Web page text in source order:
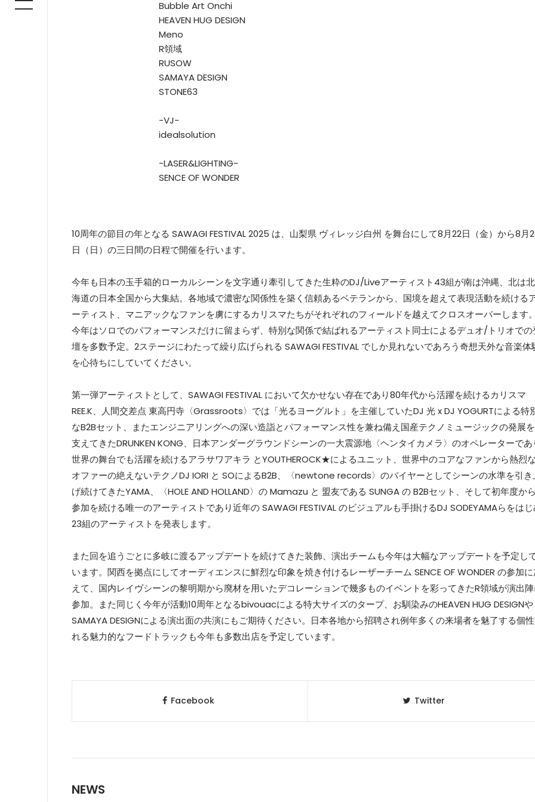
Bubble Art Onchi
HEAVEN HUG DESIGN
Meno
R領域
RUSOW
SAMAYA DESIGN
STONE63
-VJ-
idealsolution
-LASER&LIGHTING-
SENCE OF WONDER
10周年の節目の年となる SAWAGI FESTIVAL 2025 は、山梨県 ヴィレッジ白州 を舞台にして8月22日（金）から8月
日（日）の三日間の日程で開催を行います。
今年も日本の玉手箱的ローカルシーンを文字通り牽引してきた生粋のDJ/Liveアーティスト43組が南は沖縄、北は北
海道の日本全国から大集結。各地域で濃密な関係性を築く信頼あるベテランから、国境を超えて表現活動を続ける
ーティスト、マニアックなファンを虜にするカリスマたちがそれぞれのフィールドを越えてクロスオーバーします
今年はソロでのパフォーマンスだけに留まらず、特別な関係で結ばれるアーティスト同士によるデュオ/トリオでの
壇を多数予定。2ステージにわたって繰り広げられる SAWAGI FESTIVAL でしか見れないであろう奇想天外な音楽体
を心待ちにしていてください。
第一弾アーティストとして、SAWAGI FESTIVAL において欠かせない存在であり80年代から活躍を続けるカリスマ
REE.K、人間交差点 東高円寺〈Grassroots〉では「光るヨーグルト」を主催していたDJ 光 x DJ YOGURTによる特
なB2Bセット、またエンジニアリングへの深い造詣とパフォーマンス性を兼ね備え国産テクノミュージックの発展を
支えてきたDRUNKEN KONG、日本アンダーグラウンドシーンの一大震源地〈ヘンタイカメラ〉のオペレーターであ
世界の舞台でも活躍を続けるアラサワアキラ とYOUTHEROCK★によるユニット、世界中のコアなファンから熱烈
オファーの絶えないテクノDJ IORI と SOによるB2B、〈newtone records〉のバイヤーとしてシーンの水準を引き
げ続けてきたYAMA、〈HOLE AND HOLLAND〉の Mamazu と 盟友である SUNGA の B2Bセット、そして初年度か
参加を続ける唯一のアーティストであり近年の SAWAGI FESTIVAL のビジュアルも手掛けるDJ SODEYAMAらをは
23組のアーティストを発表します。
また回を追うごとに多岐に渡るアップデートを続けてきた装飾、演出チームも今年は大幅なアップデートを予定し
います。関西を拠点にしてオーディエンスに鮮烈な印象を焼き付けるレーザーチーム SENCE OF WONDER の参加
えて、国内レイヴシーンの黎明期から廃材を用いたデコレーションで幾多ものイベントを彩ってきたR領域が演出
参加。また同じく今年が活動10周年となるbivouacによる特大サイズのタープ、お馴染みのHEAVEN HUG DESIGNや
SAMAYA DESIGNによる演出面の共演にもご期待ください。日本各地から招聘され例年多くの来場者を魅了する個
れる魅力的なフードトラックも今年も多数出店を予定しています。
Facebook Twitter
NEWS